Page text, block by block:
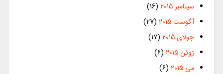
سپتامبر 2015
(16)
آگوست 2015
(27)
جولای 2015
(17)
ژوئن 2015
(6)
می 2015
(6)